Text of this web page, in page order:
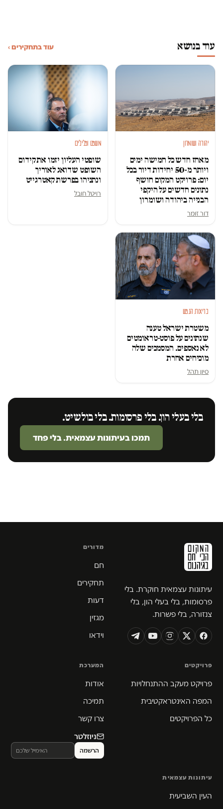
עוד בנושא עוד בתחקירים ›
יהודה ושומרון
מאחז חדש כל חמישה ימים
ויותר מ-50 יחידות דיור בכל
יום: פרויקט המקום חושף
נתונים חדשים על היקפי
הבנייה ביהודה ושומרון
דור זומר
משפט ופלילים
שופטי העליון יזמו את קידום
השופט שדואג לאוריך
ונתניהו בפרשת קאטרגייט
רויטל חובל
בריאות הנפש
משטרת ישראל טענה
שנתונים על פוסט-טראומטים
לא נאספים. המסמכים שלה
מוכיחים אחרת
סיון תהל
בלי בעלי הון. בלי פרסומות. בלי בולשיט.
תמכו בעיתונות עצמאית. בלי פחד
עיתונות עצמאית חוקרת. בלי
פרסומות, בלי בעלי הון, בלי
צנזורה, בלי פשרות.
מדורים
חם
תחקירים
דעות
מגזין
וידאו
פרויקטים
פרויקט מעקב ההתנחלויות
המפה האינטראקטיבית
כל הפרויקטים
המערכת
אודות
תמיכה
צרו קשר
ניוזלטר
עיתונות עצמאית
העין השביעית